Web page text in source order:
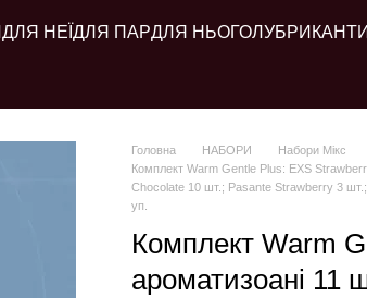
ДЛЯ НЕЇ ДЛЯ ПАРДЛЯ НЬОГОЛУБРИКАНТИ
Головна НАБОРИ
Набори Мікс
Комплект Warm Gentle Plus: EXS
Chocolate 10 шт.; Pasante Strawberry 3
уп.
Комплект Warm
ароматизоані 11